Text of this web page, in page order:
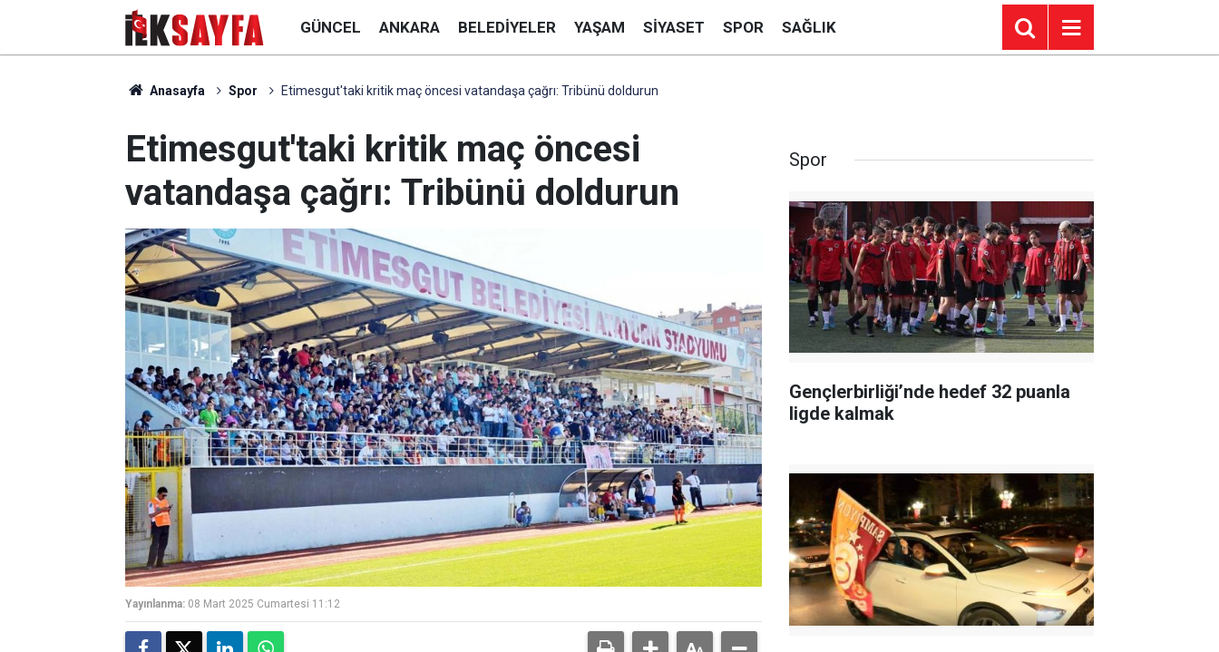
GÜNCEL ANKARA BELEDIYELER YAŞAM SIYASET SPOR SAĞLIK
Anasayfa Spor Etimesgut'taki kritik maç öncesi vatandaşa çağrı: Tribünü doldurun
Etimesgut'taki kritik maç öncesi
vatandaşa çağrı: Tribünü doldurun
Yayınlanma: 08 Mart 2025 Cumartesi 11:12
Spor
Gençlerbirliği’nde hedef 32 puanla
ligde kalmak